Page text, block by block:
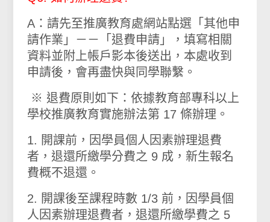
A：請先至推廣教育處網站點選「其他申
請作業」－－「退費申請」，填寫相關
資料並附上帳戶影本後送出，本處收到
申請後，會再盡快與同學聯繫。
※ 退費原則如下：依據教育部專科以上
學校推廣教育實施辦法第 17 條辦理。
1. 開課前，因學員個人因素辦理退費
者，退還所繳學分費之 9 成，新生報名
費概不退還。
2. 開課後至課程時數 1/3 前，因學員個
人因素辦理退費者，退還所繳學費之 5